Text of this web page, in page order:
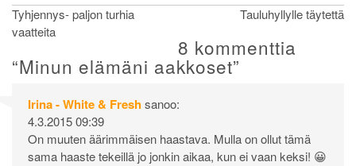
Artikkelien
selaus
Tyhjennys- paljon turhia
vaatteita
Tauluhyllylle täytettä
8 kommenttia
“Minun elämäni aakkoset”
Irina - White & Freshsanoo:
4.3.2015 09:39
On muuten äärimmäisen haastava. Mulla on ollut tämä
sama haaste tekeillä jo jonkin aikaa, kun ei vaan keksi! 😀